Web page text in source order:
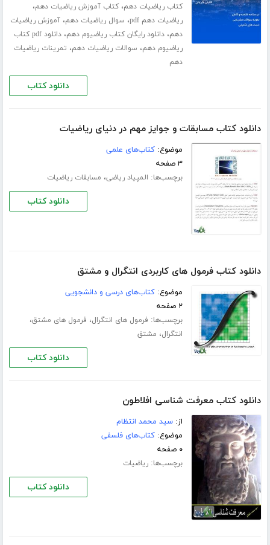
کتاب ریاضیات دهم،کتاب آموزش ریاضیات دهم،
ریاضیات دهم pdf ، سوال ریاضیات دهم،آموزش ریاضیات
دهم،دانلود رایگان کتاب ریاضیوم دهم،
دانلود pdf کتاب
ریاضیوم دهم، سوالات ریاضیات دهم، تمرینات ریاضیات
دهم
دانلود کتاب
دانلود کتاب مسابقات و جوایز مهم در دنیای ریاضیات
موضوع:کتاب‌های علمی
۳ صفحه
برچسب‌ها: المپیاد ریاضی، مسابقات ریاضیات
دانلود کتاب
دانلود کتاب فرمول های کاربردی انتگرال و مشتق
موضوع:کتاب‌های درسی و دانشجویی
۲ صفحه
برچسب‌ها: فرمول های انتگرال، فرمول های مشتق،
انتگرال، مشتق
دانلود کتاب
دانلود کتاب معرفت شناسى افلاطون
از:سید محمد انتظام
موضوع:کتاب‌های فلسفی
۰ صفحه
برچسب‌ها:ریاضیات
دانلود کتاب